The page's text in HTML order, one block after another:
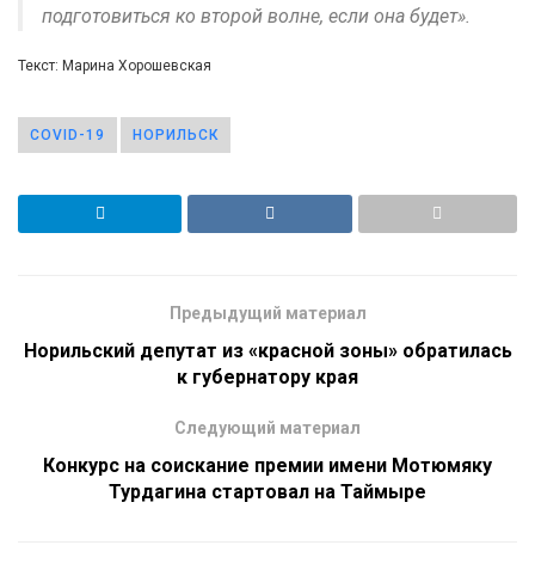
подготовиться ко второй волне, если она будет».
Текст: Марина Хорошевская
COVID-19 НОРИЛЬСК
Предыдущий материал
Норильский депутат из «красной зоны» обратилась
к губернатору края
Следующий материал
Конкурс на соискание премии имени Мотюмяку
Турдагина стартовал на Таймыре